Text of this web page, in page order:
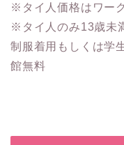
※タイ人価格はワー
※タイ人のみ13歳未
制服着用もしくは学
館無料